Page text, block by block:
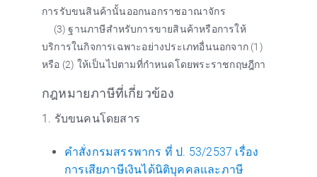
การรับขนสินค้านั้นออกนอกราชอาณาจักร
(3) ฐานภาษีสำหรับการขายสินค้าหรือการให้
บริการในกิจการเฉพาะอย่างประเภทอื่นนอกจาก (1)
หรือ (2) ให้เป็นไปตามที่กำหนดโดยพระราชกฤษฎีกา
กฎหมายภาษีที่เกี่ยวข้อง
1. รับขนคนโดยสาร
คำสั่งกรมสรรพากร ที่ ป. 53/2537 เรื่อง
การเสียภาษีเงินได้นิติบุคคลและภาษี